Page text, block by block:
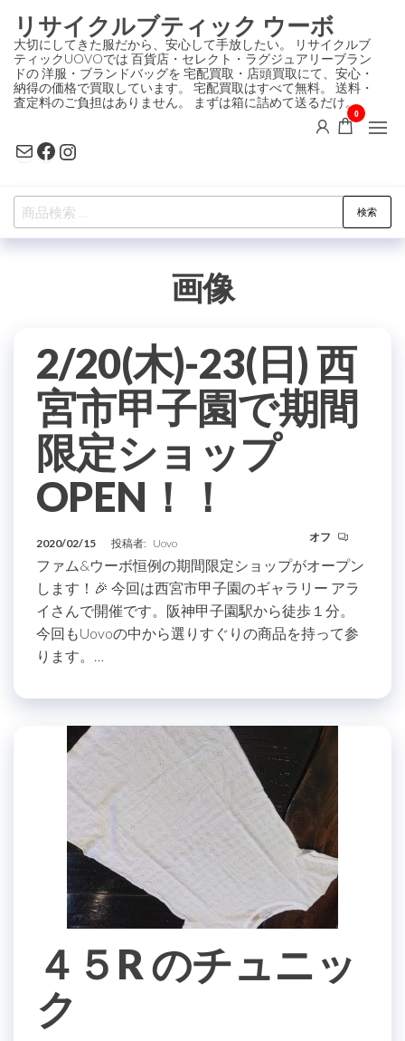
ン
テ
ン
ツ
プ
リサイクルブティック ウーボ
大切にしてきた服だから、安心して手放したい。 リサイクルブ
ティックUOVOでは 百貨店・セレクト・ラグジュアリーブラン
ドの 洋服・ブランドバッグを 宅配買取・店頭買取にて、安心・
納得の価格で買取しています。 宅配買取はすべて無料。 送料・
査定料のご負担はありません。 まずは箱に詰めて送るだけ。
MailFacebook
Instagram
0
検
索
検索
画像
2/20(木)-23(日) 西
宮市甲子園で期間
限定ショップ
OPEN！！
2020/02/15 投稿者: Uovo オフ
ファム&ウーボ恒例の期間限定ショップがオープン
します！🎉 今回は西宮市甲子園のギャラリー アラ
イさんで開催です。阪神甲子園駅から徒歩１分。
今回もUovoの中から選りすぐりの商品を持って参
ります。…
４５R のチュニッ
ク